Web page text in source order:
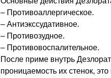
– Противоаллергическое.
– Антиэкссудативное.
– Противозудное.
– Противовоспалительное.
После приме внутрь
проницаемость их стенок,